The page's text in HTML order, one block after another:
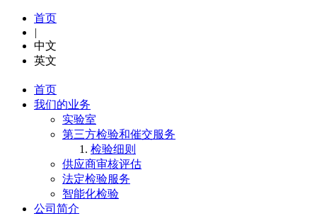
首页
|
中文
英文
首页
我们的业务
实验室
第三方检验和催交服务
检验细则
供应商审核评估
法定检验服务
智能化检验
公司简介